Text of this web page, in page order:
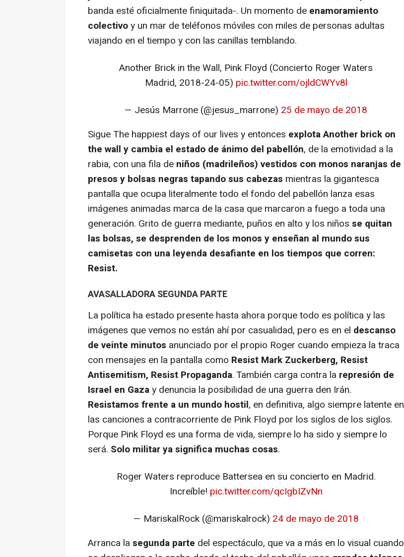
banda esté oficialmente finiquitada-. Un momento de enamoramiento
colectivoy un mar de teléfonos móviles con miles de personas adultas
viajando en el tiempo y con las canillas temblando.
Another Brick in the Wall, Pink Floyd (Concierto Roger Waters
Madrid, 2018-24-05) pic.twitter.com/ojldCWYv8l
— Jesús Marrone (@jesus_marrone) 25 de mayo de 2018
SigueThe happiest days of our lives y entonces explotaAnother brick on
the wall y cambia el estado de ánimo del pabellón, de la emotividad a la
rabia, con una fila de niños (madrileños) vestidos con monos naranjas de
presos y bolsas negras tapando sus cabezas mientras la gigantesca
pantalla que ocupa literalmente todo el fondo del pabellón lanza esas
imágenes animadas marca de la casa que marcaron a fuego a toda una
generación. Grito de guerra mediante, puños en alto y los niños se quitan
las bolsas, se desprenden de los monos y enseñan al mundo sus
camisetas con una leyenda desafiante en los tiempos que corren:
Resist.
AVASALLADORA SEGUNDA PARTE
La política ha estado presente hasta ahora porque todo es política y las
imágenes que vemos no están ahí por casualidad, pero es en el descanso
de veinte minutos anunciado por el propio Roger cuando empieza la traca
con mensajes en la pantalla como Resist Mark Zuckerberg, Resist
Antisemitism, Resist Propaganda. También carga contra la represión de
Israel en Gazay denuncia la posibilidad de una guerra den Irán.
Resistamos frente a un mundo hostil, en definitiva, algo siempre latente en
las canciones a contracorriente de Pink Floyd por los siglos de los siglos.
Porque Pink Floyd es una forma de vida, siempre lo ha sido y siempre lo
será. Solo militar ya significa muchas cosas.
Roger Waters reproduce Battersea en su concierto en Madrid.
Increíble! pic.twitter.com/qcIgbIZvNn
— MariskalRock (@mariskalrock) 24 de mayo de 2018
Arranca la segunda parte del espectáculo, que va a más en lo visual cuando